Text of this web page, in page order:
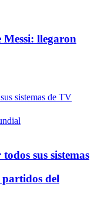
Messi: llegaron
sus sistemas
partidos del